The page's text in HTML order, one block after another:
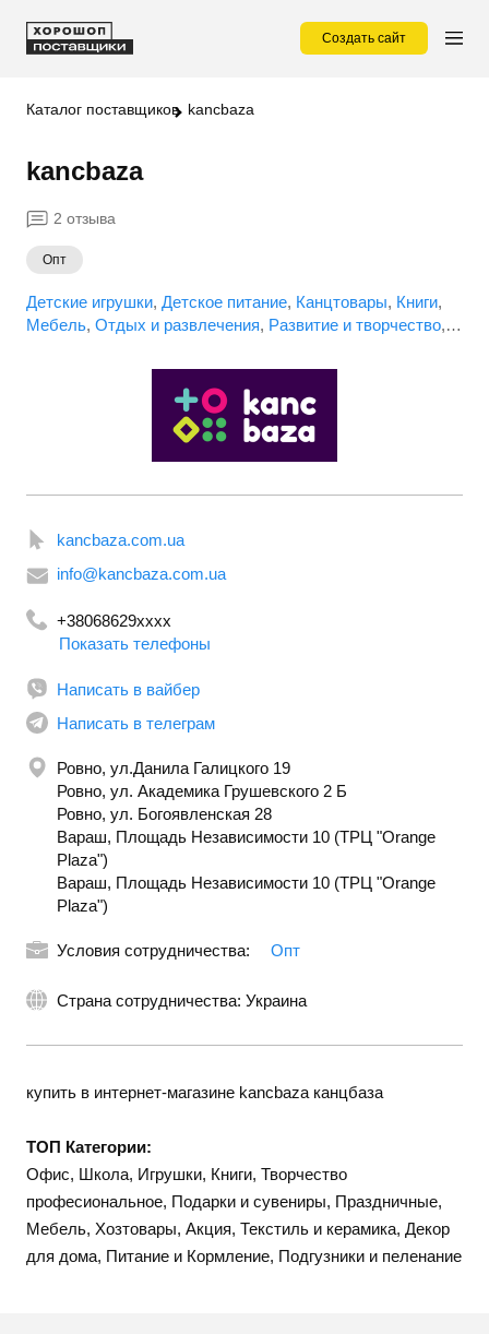
Создать сайт
Каталог поставщиков kancbaza
kancbaza
2 отзыва
Опт
Детские игрушки Детское питание Канцтовары Книги
Мебель Отдых и развлечения Развитие и творчество
kancbaza.com.ua
info@kancbaza.com.ua
+38068629xxxx
+380992908885
Показать телефоны
Написать в вайбер
Написать в телеграм
Ровно, ул.Данила Галицкого 19
Ровно, ул. Академика Грушевского 2 Б
Ровно, ул. Богоявленская 28
Вараш, Площадь Независимости 10 (ТРЦ "Orange
Plaza")
Вараш, Площадь Независимости 10 (ТРЦ "Orange
Plaza")
Условия сотрудничества: Опт
Страна сотрудничества: Украина
купить в интернет-магазине kancbaza канцбаза
ТОП Категории:
Офис, Школа, Игрушки, Книги, Творчество
професиональное, Подарки и сувениры, Праздничные,
Мебель, Хозтовары, Акция, Текстиль и керамика, Декор
для дома, Питание и Кормление, Подгузники и пеленание